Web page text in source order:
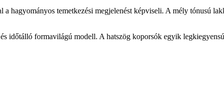
a hagyományos temetkezési megjelenést képviseli. A mély tónusú
időtálló formavilágú modell. A hatszög koporsók egyik